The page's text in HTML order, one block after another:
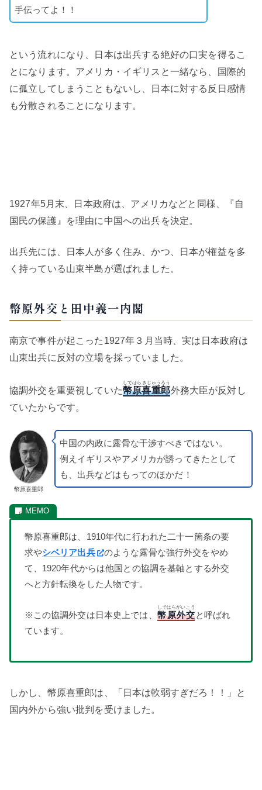
手伝ってよ！！
という流れになり、日本は出兵する絶好の口実を得るこ
とになります。アメリカ・イギリスと一緒なら、国際的
に孤立してしまうこともないし、日本に対する反日感情
も分散されることになります。
1927年5月末、日本政府は、アメリカなどと同様、『自
国民の保護』を理由に中国への出兵を決定。
出兵先には、日本人が多く住み、かつ、日本が権益を多
く持っている山東半島が選ばれました。
幣原外交と田中義一内閣
南京で事件が起こった1927年３月当時、実は日本政府は
山東出兵に反対の立場を採っていました。
協調外交を重要視していた幣原喜重郎
しではらきじゅうろう
外務大臣が反対し
ていたからです。
幣原喜重郎
中国の内政に露骨な干渉すべきではない。
例えイギリスやアメリカが誘ってきたとして
も、出兵などはもってのほかだ！
幣原喜重郎は、1910年代に行われた二十一箇条の要
求やシベリア出兵
のような露骨な強行外交をやめ
て、1920年代からは他国との協調を基軸とする外交
へと方針転換をした人物です。
※この協調外交は日本史上では、 幣原外交
しではらがいこう
と呼ばれ
ています。
しかし、幣原喜重郎は、「日本は軟弱すぎだろ！！」と
国内外から強い批判を受けました。